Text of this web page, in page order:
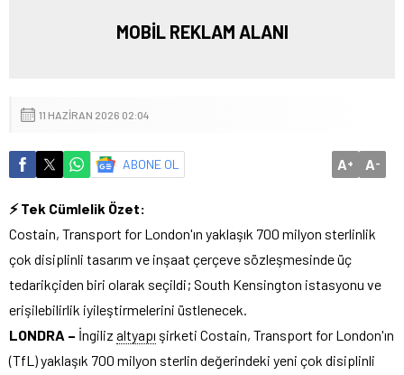
MOBİL REKLAM ALANI
11 HAZIRAN 2026 02:04
ABONE OL A+ A-
⚡ Tek Cümlelik Özet:
Costain, Transport for London'ın yaklaşık 700 milyon sterlinlik
çok disiplinli tasarım ve inşaat çerçeve sözleşmesinde üç
tedarikçiden biri olarak seçildi; South Kensington istasyonu ve
erişilebilirlik iyileştirmelerini üstlenecek.
LONDRA – İngiliz altyapı şirketi Costain, Transport for London'ın
(TfL) yaklaşık 700 milyon sterlin değerindeki yeni çok disiplinli